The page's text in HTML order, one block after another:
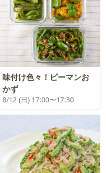
味付け色々！ピーマンお
かず
8/12 (日) 17:00〜17:30